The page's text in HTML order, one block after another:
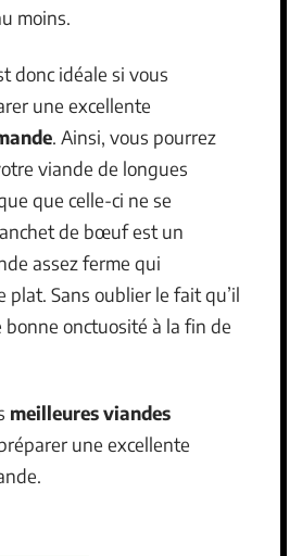
moins.
donc idéale si vous
une excellente
. Ainsi, vous pourrez
viande de longues
que celle-ci ne se
de bœuf est un
assez ferme qui
plat. Sans oublier le fait qu’il
onctuosité à la fin de
meilleures viandes
une excellente